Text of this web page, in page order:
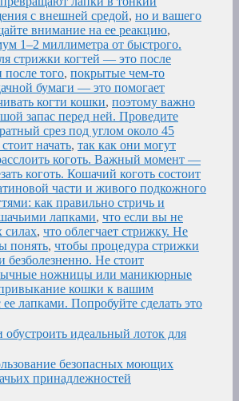
с внешней средой, но и вашего
внимание на ее реакцию,
1–2 миллиметра от быстрого.
стрижки когтей — это после
после того, покрытые чем-то
бумаги — это помогает
когти кошки, поэтому важно
запас перед ней. Проведите
срез под углом около 45
начать, так как они могут
коготь. Важный момент —
коготь. Кошачий коготь состоит
части и живого подкожного
как правильно стричь и
лапками, что если вы не
силах, что облегчает стрижку. Не
понять, чтобы процедура стрижки
безболезненно. Не стоит
ножницы или маникюрные
кошки к вашим
лапками. Попробуйте сделать это
обустроить идеальный лоток для
безопасных моющих
принадлежностей